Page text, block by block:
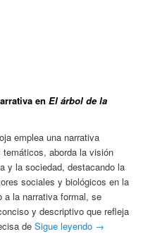
enEl árbol de la
emplea una narrativa
aborda la visión
y la sociedad, destacando la
sociales y biológicos en la
a la narrativa formal, se
y descriptivo que refleja
deSigue leyendo →